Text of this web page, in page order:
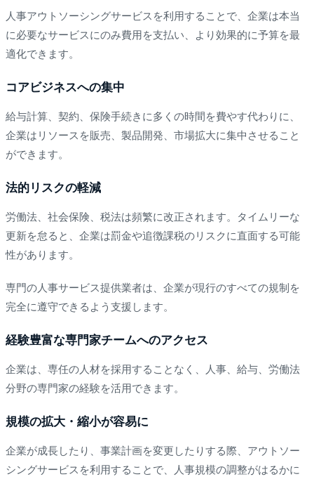
人事アウトソーシングサービスを利用することで、企業は本当
に必要なサービスにのみ費用を支払い、より効果的に予算を最
適化できます。
コアビジネスへの集中
給与計算、契約、保険手続きに多くの時間を費やす代わりに、
企業はリソースを販売、製品開発、市場拡大に集中させること
ができます。
法的リスクの軽減
労働法、社会保険、税法は頻繁に改正されます。タイムリーな
更新を怠ると、企業は罰金や追徴課税のリスクに直面する可能
性があります。
専門の人事サービス提供業者は、企業が現行のすべての規制を
完全に遵守できるよう支援します。
経験豊富な専門家チームへのアクセス
企業は、専任の人材を採用することなく、人事、給与、労働法
分野の専門家の経験を活用できます。
規模の拡大・縮小が容易に
企業が成長したり、事業計画を変更したりする際、アウトソー
シングサービスを利用することで、人事規模の調整がはるかに